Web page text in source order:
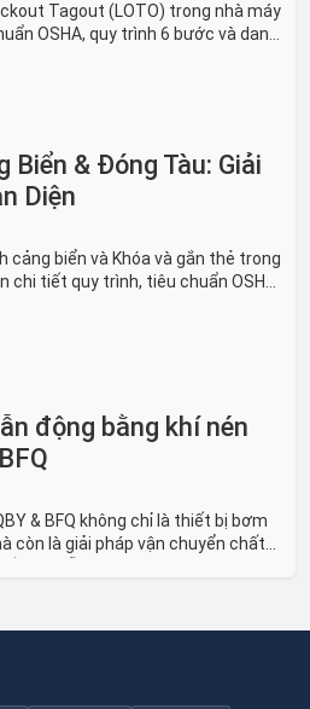
Tagout (LOTO) trong nhà máy
OSHA, quy trình 6 bước và danh
Giải pháp bảo trì lò nung, máy
Biển & Đóng Tàu: Giải
Diện
cảng biển và Khóa và gắn thẻ trong
chi tiết quy trình, tiêu chuẩn OSHA,
công nghiệp đóng tàu toàn
động bằng khí nén
& BFQ không chỉ là thiết bị bơm
còn là giải pháp vận chuyển chất